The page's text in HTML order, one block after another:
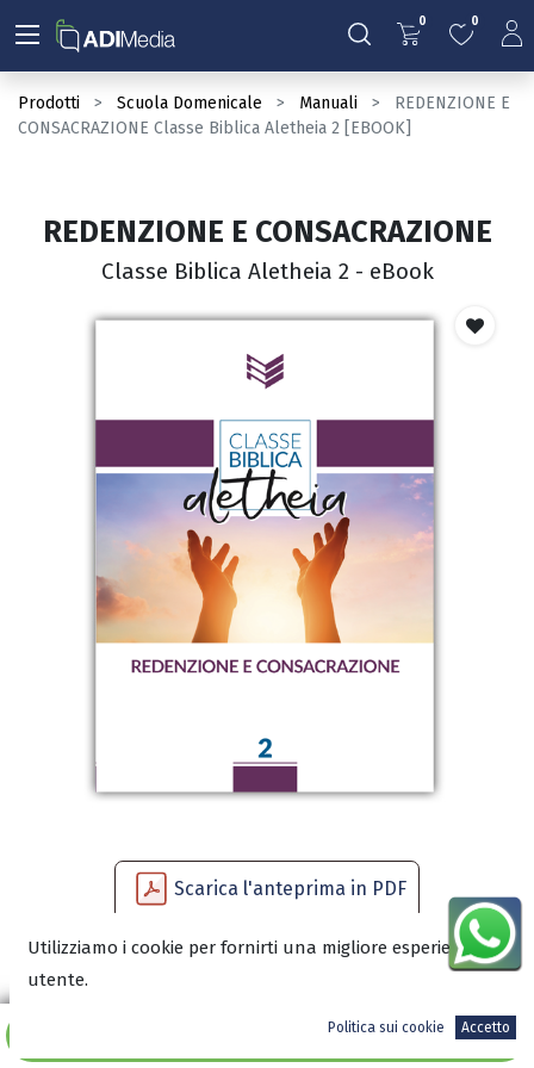
0 0
Prodotti Scuola Domenicale Manuali
REDENZIONE E
CONSACRAZIONE Classe Biblica Aletheia 2 [EBOOK]
Aggiungi al carrello
REDENZIONE E CONSACRAZIONE
Classe Biblica Aletheia 2 - eBook
Scarica l'anteprima in PDF
Utilizziamo i cookie per fornirti una migliore esperienza
utente.
Politica sui cookie Accetto